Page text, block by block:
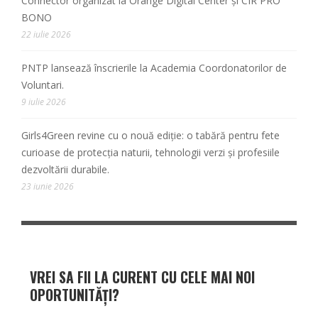
BONO
22 iulie 2026
PNTP lansează înscrierile la Academia Coordonatorilor de
Voluntari.
9 iulie 2026
Girls4Green revine cu o nouă ediție: o tabără pentru fete
curioase de protecția naturii, tehnologii verzi și profesiile
dezvoltării durabile.
23 iunie 2026
VREI SA FII LA CURENT CU CELE MAI NOI
OPORTUNITĂȚI?